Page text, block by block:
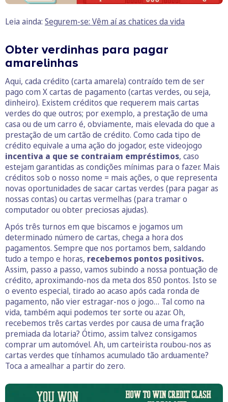
Leia ainda: Segurem-se: Vêm aí as chatices da vida
Obter verdinhas para pagar
amarelinhas
Aqui, cada crédito (carta amarela) contraído tem de ser
pago com X cartas de pagamento (cartas verdes, ou seja,
dinheiro). Existem créditos que requerem mais cartas
verdes do que outros; por exemplo, a prestação de uma
casa ou de um carro é, obviamente, mais elevada do que a
prestação de um cartão de crédito. Como cada tipo de
crédito equivale a uma ação do jogador, este videojogo
incentiva a que se contraiam empréstimos, caso
estejam garantidas as condições mínimas para o fazer. Mais
créditos sob o nosso nome = mais ações, o que representa
novas oportunidades de sacar cartas verdes (para pagar as
nossas contas) ou cartas vermelhas (para tramar o
computador ou obter preciosas ajudas).
Após três turnos em que biscamos e jogamos um
determinado número de cartas, chega a hora dos
pagamentos. Sempre que nos portamos bem, saldando
tudo a tempo e horas, recebemos pontos positivos.
Assim, passo a passo, vamos subindo a nossa pontuação de
crédito, aproximando-nos da meta dos 850 pontos. Isto se
o evento especial, tirado ao acaso após cada ronda de
pagamento, não vier estragar-nos o jogo… Tal como na
vida, também aqui podemos ter sorte ou azar. Oh,
recebemos três cartas verdes por causa de uma fração
premiada da lotaria? Ótimo, assim talvez consigamos
comprar um automóvel. Ah, um carteirista roubou-nos as
cartas verdes que tínhamos acumulado tão arduamente?
Toca a amealhar a partir do zero.